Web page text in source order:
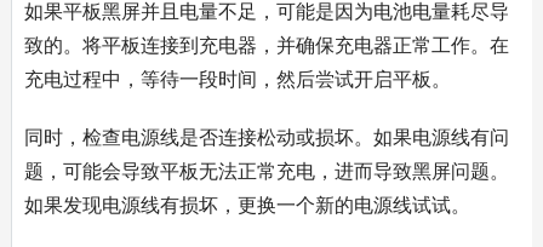
如果平板黑屏并且电量不足，可能是因为电池电量耗尽导
致的。将平板连接到充电器，并确保充电器正常工作。在
充电过程中，等待一段时间，然后尝试开启平板。
同时，检查电源线是否连接松动或损坏。如果电源线有问
题，可能会导致平板无法正常充电，进而导致黑屏问题。
如果发现电源线有损坏，更换一个新的电源线试试。